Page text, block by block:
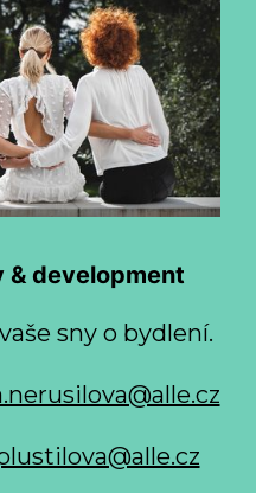
& development
sny o bydlení.